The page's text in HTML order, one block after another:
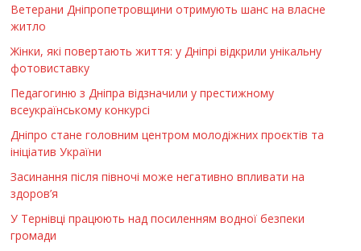
Ветерани Дніпропетровщини отримують шанс на власне
житло
Жінки, які повертають життя: у Дніпрі відкрили унікальну
фотовиставку
Педагогиню з Дніпра відзначили у престижному
всеукраїнському конкурсі
Дніпро стане головним центром молодіжних проєктів та
ініціатив України
Засинання після півночі може негативно впливати на
здоров’я
У Тернівці працюють над посиленням водної безпеки
громади